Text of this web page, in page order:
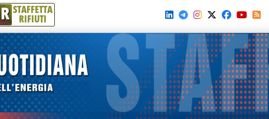
R STAFFETTA
RIFIUTI